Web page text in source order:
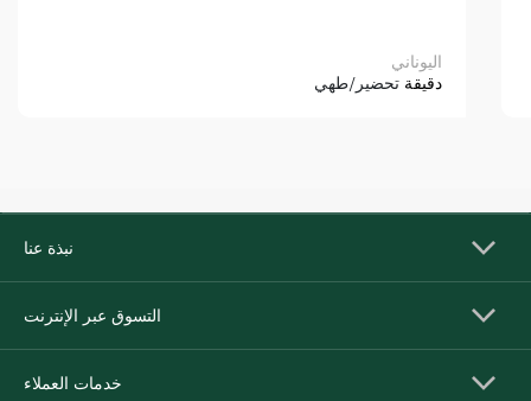
اليوناني
دقيقة تحضير/طهي
نبذة عنا
التسوق عبر الإنترنت
خدمات العملاء